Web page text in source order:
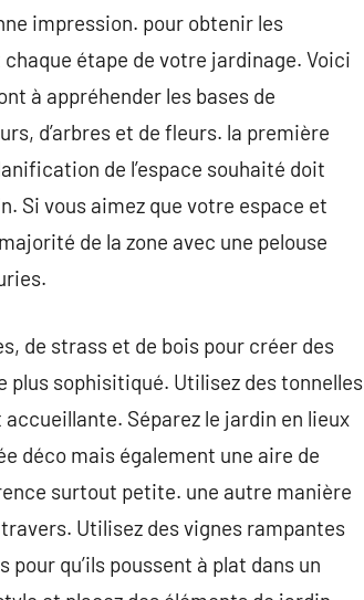
impression. pour obtenir les
étape de votre jardinage. Voici
à appréhender les bases de
d’arbres et de fleurs. la première
de l’espace souhaité doit
Si vous aimez que votre espace et
de la zone avec une pelouse
de strass et de bois pour créer des
plus sophisitiqué. Utilisez des tonnelles
Séparez le jardin en lieux
déco mais également une aire de
surtout petite. une autre manière
travers. Utilisez des vignes rampantes
qu’ils poussent à plat dans un